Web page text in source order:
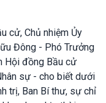
cử, Chủ nhiệm Ủy
Đông - Phó Trưởng
Hội đồng Bầu cử
sự - cho biết dưới
trị, Ban Bí thư, sự chỉ